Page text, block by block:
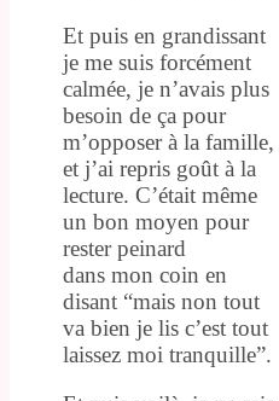
Et puis en grandissant
je me suis forcément
calmée, je n’avais plus
besoin de ça pour
m’opposer à la famille,
et j’ai repris goût à la
lecture. C’était même
un bon moyen pour
rester peinard
dans mon coin en
disant “mais non tout
va bien je lis c’est tout
laissez moi tranquille”.